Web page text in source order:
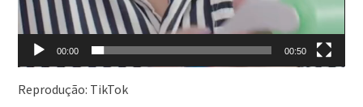
00:00 00:50
Reprodução: TikTok